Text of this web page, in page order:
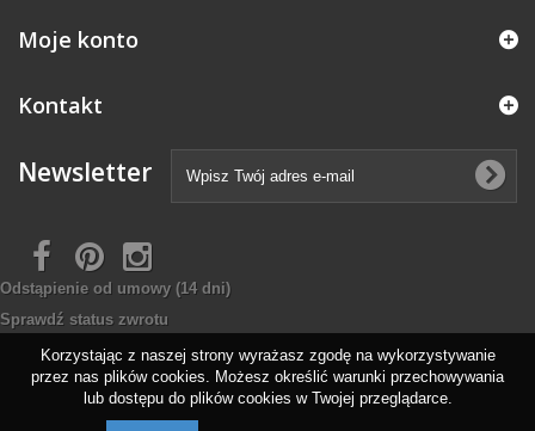
Moje konto
Kontakt
Newsletter
Korzystając z naszej strony wyrażasz zgodę na wykorzystywanie
przez nas plików cookies. Możesz określić warunki przechowywania
lub dostępu do plików cookies w Twojej przeglądarce.
Odstąpienie od umowy (14 dni)
Sprawdź status zwrotu